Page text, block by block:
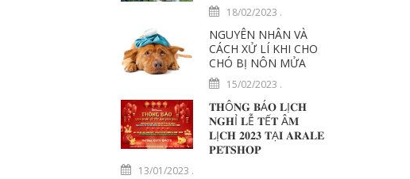
18/02/2023 .
NGUYÊN NHÂN VÀ
CÁCH XỬ LÍ KHI CHO
CHÓ BỊ NÔN MỬA
15/02/2023 .
𝐓𝐇Ô𝐍𝐆 𝐁Á𝐎 𝐋Ị𝐂𝐇
𝐍𝐆𝐇Ỉ 𝐋Ễ 𝐓Ế𝐓 Â𝐌
𝐋Ị𝐂𝐇 𝟐𝟎𝟐𝟑 𝐓Ạ𝐈 𝐀𝐑𝐀𝐋𝐄
𝐏𝐄𝐓𝐒𝐇𝐎𝐏
13/01/2023 .